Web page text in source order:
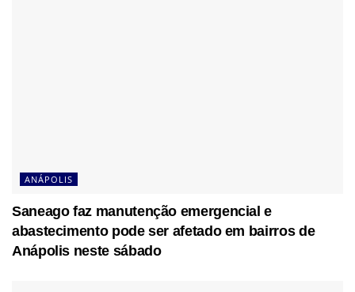
ANÁPOLIS
Saneago faz manutenção emergencial e
abastecimento pode ser afetado em bairros de
Anápolis neste sábado